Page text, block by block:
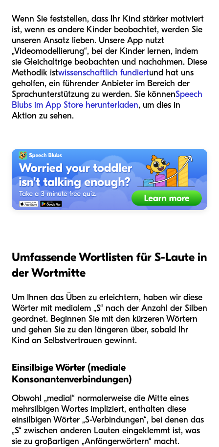
Wenn Sie feststellen, dass Ihr Kind stärker motiviert
ist, wenn es andere Kinder beobachtet, werden Sie
unseren Ansatz lieben. Unsere App nutzt
„Videomodellierung“, bei der Kinder lernen, indem
sie Gleichaltrige beobachten und nachahmen. Diese
Methodik istwissenschaftlich fundiertund hat uns
geholfen, ein führender Anbieter im Bereich der
Sprachunterstützung zu werden. Sie könnenSpeech
Blubs im App Store herunterladen, um dies in
Aktion zu sehen.
Umfassende Wortlisten für S-Laute in
der Wortmitte
Um Ihnen das Üben zu erleichtern, haben wir diese
Wörter mit medialem „S“ nach der Anzahl der Silben
geordnet. Beginnen Sie mit den kürzeren Wörtern
und gehen Sie zu den längeren über, sobald Ihr
Kind an Selbstvertrauen gewinnt.
Einsilbige Wörter (mediale
Konsonantenverbindungen)
Obwohl „medial“ normalerweise die Mitte eines
mehrsilbigen Wortes impliziert, enthalten diese
einsilbigen Wörter „S-Verbindungen“, bei denen das
„S“ zwischen anderen Lauten eingeklemmt ist, was
sie zu großartigen „Anfängerwörtern“ macht.